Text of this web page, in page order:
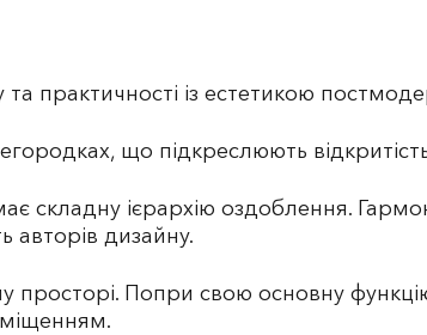
практичності із естетикою
що підкреслюють
складну ієрархію оздоблення.
авторів дизайну.
просторі. Попри свою основну